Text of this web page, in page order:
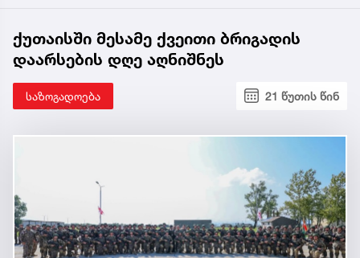
ქუთაისში მესამე ქვეითი ბრიგადის
დაარსების დღე აღნიშნეს
საზოგადოება 21 წუთის წინ